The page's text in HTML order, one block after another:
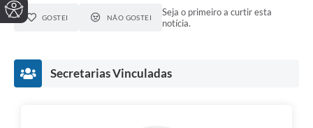
GOSTEI NÃO GOSTEI
Seja o primeiro a curtir esta
notícia.
Secretarias Vinculadas